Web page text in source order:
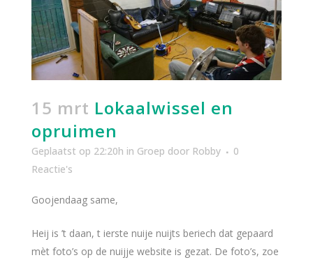
15 mrt Lokaalwissel en
opruimen
Geplaatst op 22:20h in Groep door Robby
0
Reactie's
Goojendaag same,
Heij is ’t daan, t ierste nuije nuijts beriech dat gepaard
mèt foto’s op de nuijje website is gezat. De foto’s, zoe